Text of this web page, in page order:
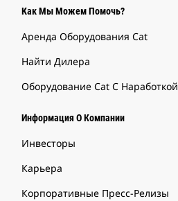
Как Мы Можем Помочь?
Аренда Оборудования Cat
Найти Дилера
Оборудование Cat С Наработкой
Информация О Компании
Инвесторы
Карьера
Корпоративные Пресс-Релизы